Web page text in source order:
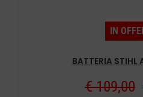
IN
BATTERIA STIHL
€109,00